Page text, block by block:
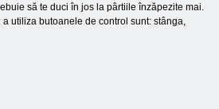
să te duci în jos la pârtiile înzăpezite mai.
utiliza butoanele de control sunt: ​​stânga,